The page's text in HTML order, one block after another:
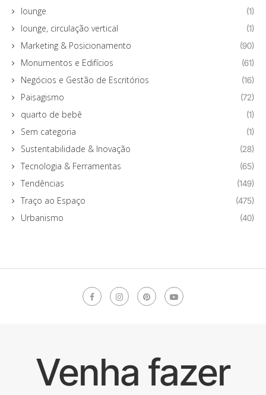
lounge (1)
lounge, circulação vertical (1)
Marketing & Posicionamento (90)
Monumentos e Edifícios (61)
Negócios e Gestão de Escritórios (16)
Paisagismo (72)
quarto de bebê (1)
Sem categoria (1)
Sustentabilidade & Inovação (28)
Tecnologia & Ferramentas (65)
Tendências (149)
Traço ao Espaço (475)
Urbanismo (40)
Venha fazer